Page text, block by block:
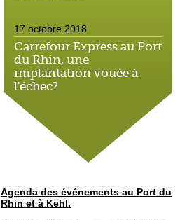
17 octobre 2018
Carrefour Express au Port
du Rhin, une
implantation vouée à
l'échec?
17 octobre 2018
Le bateau-école met le
cap sur l'emploi
Le Port du Rhin, terre de
Agenda des événements au Port du
Rhin et à Kehl.